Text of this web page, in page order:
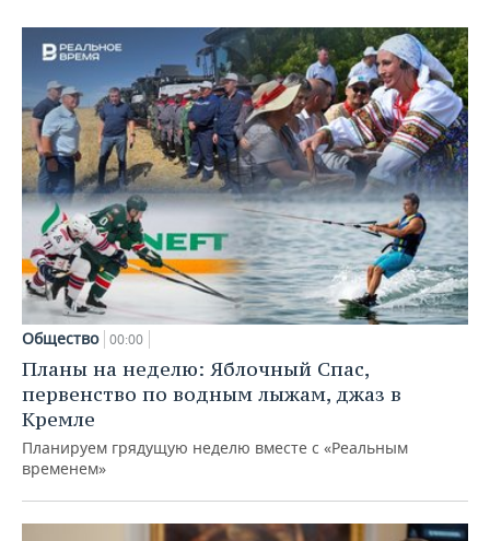
Общество 00:00
Планы на неделю: Яблочный Спас,
первенство по водным лыжам, джаз в
Кремле
Планируем грядущую неделю вместе с «Реальным
временем»